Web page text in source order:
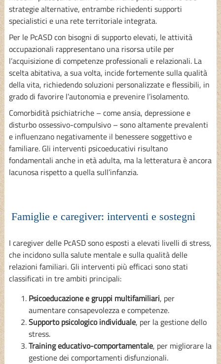
strategie alternative, entrambe richiedenti supporti
specialistici e una rete territoriale integrata.
Per le PcASD con bisogni di supporto elevati, le attività
occupazionali rappresentano una risorsa utile per
l’acquisizione di competenze professionali e relazionali. La
scelta abitativa, a sua volta, incide fortemente sulla qualità
della vita, richiedendo soluzioni personalizzate e flessibili, in
grado di favorire l’autonomia e prevenire l’isolamento.
Comorbidità psichiatriche – come ansia, depressione e
disturbo ossessivo-compulsivo – sono altamente prevalenti
e influenzano negativamente il benessere soggettivo e
familiare. Gli interventi psicoeducativi risultano
fondamentali anche in età adulta, ma la letteratura è ancora
lacunosa rispetto a quella sull’infanzia.
Famiglie e caregiver: interventi e sostegni
I caregiver delle PcASD sono esposti a elevati livelli di stress,
che incidono sulla salute mentale e sulla qualità delle
relazioni familiari. Gli interventi più efficaci sono stati
classificati in tre ambiti principali:
Psicoeducazione e gruppi multifamiliari, per
aumentare consapevolezza e competenze.
Supporto psicologico individuale, per la gestione dello
stress.
Training educativo-comportamentale, per migliorare la
gestione dei comportamenti disfunzionali.